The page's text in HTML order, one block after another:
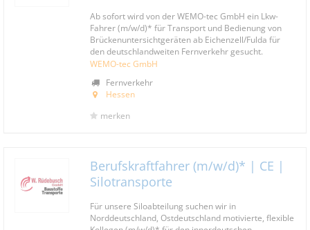
Ab sofort wird von der WEMO-tec GmbH ein Lkw-
Fahrer (m/w/d)* für Transport und Bedienung von
Brückenuntersichtgeräten ab Eichenzell/Fulda für
den deutschlandweiten Fernverkehr gesucht.
WEMO-tec GmbH
Fernverkehr
Hessen
merken
Berufskraftfahrer (m/w/d)* | CE |
Silotransporte
Für unsere Siloabteilung suchen wir in
Norddeutschland, Ostdeutschland motivierte, flexible